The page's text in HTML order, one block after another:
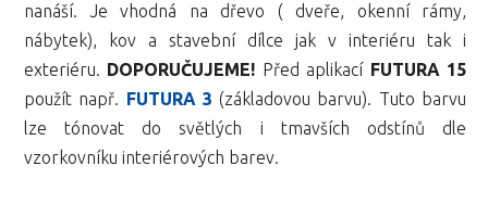
nanáší. Je vhodná na dřevo ( dveře, okenní rámy,
nábytek), kov a stavební dílce jak v interiéru tak i
exteriéru. DOPORUČUJEME! Před aplikací FUTURA 15
použít např. FUTURA 3 (základovou barvu). Tuto barvu
lze tónovat do světlých i tmavších odstínů dle
vzorkovníku interiérových barev.